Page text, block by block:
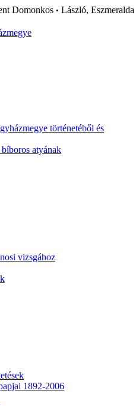
Domonkos • László, Eszmeralda
történetéből és
atyának
vizsgához
1892-2006